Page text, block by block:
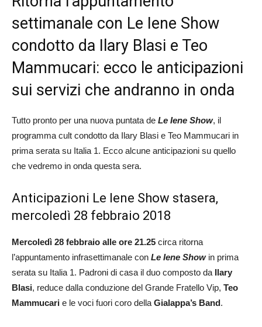
settimanale con Le Iene Show
condotto da Ilary Blasi e Teo
Mammucari: ecco le anticipazioni
sui servizi che andranno in onda
Tutto pronto per una nuova puntata de Le Iene Show, il
programma cult condotto da Ilary Blasi e Teo Mammucari in
prima serata su Italia 1. Ecco alcune anticipazioni su quello
che vedremo in onda questa sera.
Anticipazioni Le Iene Show stasera,
mercoledì 28 febbraio 2018
Mercoledì 28 febbraio alle ore 21.25 circa ritorna
l’appuntamento infrasettimanale con Le Iene Showin prima
serata su Italia 1. Padroni di casa il duo composto da Ilary
Blasi, reduce dalla conduzione del Grande Fratello Vip, Teo
Mammucari e le voci fuori coro della Gialappa’s Band.